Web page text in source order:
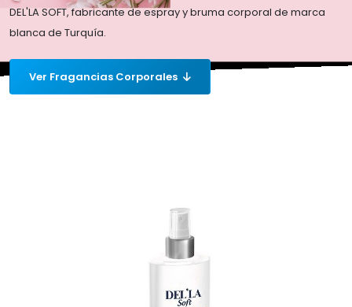
DEL'LA SOFT, fabricante de espray y bruma corporal de marca
blanca de Turquía.
Ver Fragancias Corporales